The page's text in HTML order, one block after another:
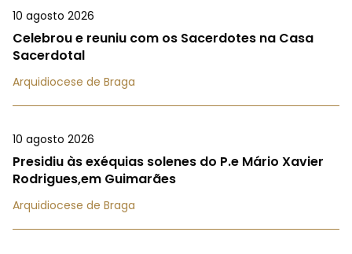
10 agosto 2026
Celebrou e reuniu com os Sacerdotes na Casa
Sacerdotal
Arquidiocese de Braga
10 agosto 2026
Presidiu às exéquias solenes do P.e Mário Xavier
Rodrigues,em Guimarães
Arquidiocese de Braga